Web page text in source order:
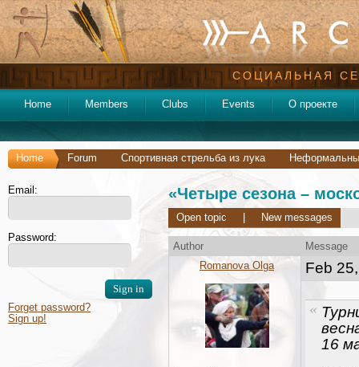
СОЦИАЛЬНАЯ
Home Members Clubs Events О проекте
Home Forum Спортивная стрельба из лука
Email:
Password:
Forget password?
Sign up!
«Четыре сезона –
Open topic New messages
Author Message
Feb
16
Romanova Olga